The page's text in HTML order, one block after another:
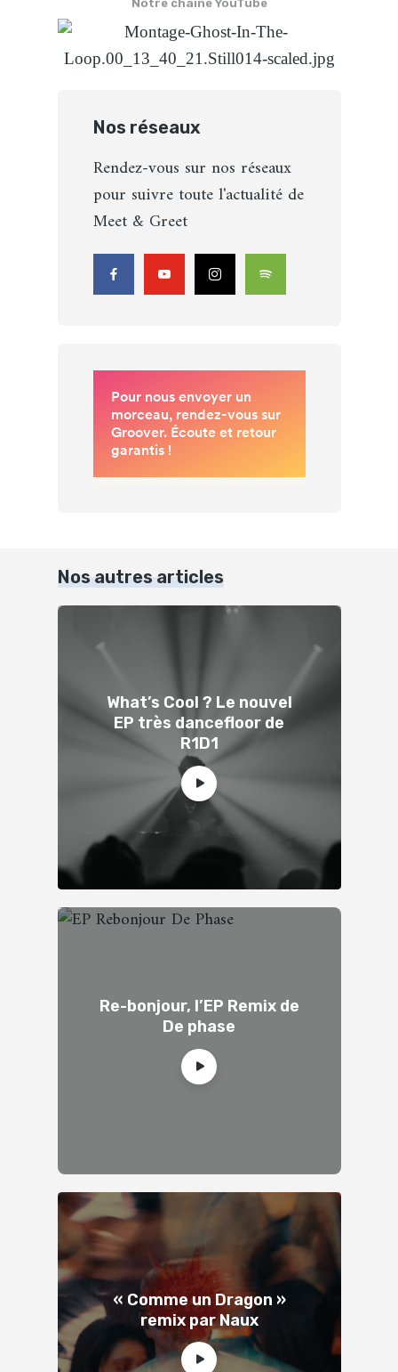
Notre chaîne YouTube
Nos réseaux
Rendez-vous sur nos réseaux
pour suivre toute l'actualité de
Meet & Greet
Nos autres articles
What’s Cool ? Le nouvel
EP très dancefloor de
R1D1
Re-bonjour, l’EP Remix de
De phase
« Comme un Dragon »
remix par Naux